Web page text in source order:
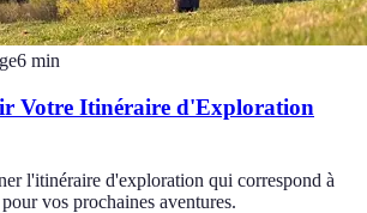
6 min
Votre Itinéraire d'Exploration
l'itinéraire d'exploration qui correspond à
vos prochaines aventures.